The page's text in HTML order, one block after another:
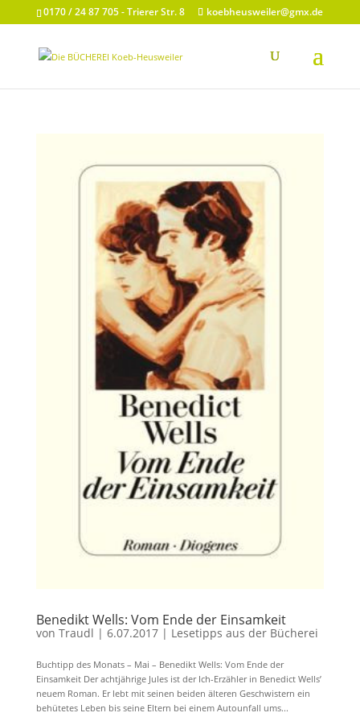
0170 / 24 87 705 - Trierer Str. 8 koebheusweiler@gmx.de
Benedikt Wells: Vom Ende der Einsamkeit
von Traudl | 6.07.2017| Lesetipps aus der Bücherei
Buchtipp des Monats – Mai – Benedikt Wells: Vom Ende der
Einsamkeit Der achtjährige Jules ist der Ich-Erzähler in Benedict Wells’
neuem Roman. Er lebt mit seinen beiden älteren Geschwistern ein
behütetes Leben bis seine Eltern bei einem Autounfall ums...